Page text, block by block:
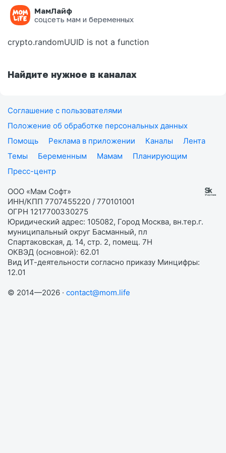
МамЛайф
соцсеть мам и беременных
Ошибка на странице
crypto.randomUUID is not a function
Найдите нужное в каналах
Соглашение с пользователями
Положение об обработке персональных данных
Помощь
Реклама в приложении Каналы
Лента
Темы
Беременным Мамам
Планирующим
Пресс-центр
ООО «Мам Софт»
ИНН/КПП 7707455220 / 770101001
ОГРН 1217700330275
Юридический адрес: 105082, Город Москва, вн.тер.г.
муниципальный округ Басманный, пл
Спартаковская, д. 14, стр. 2, помещ. 7Н
ОКВЭД (основной): 62.01
Вид ИТ-деятельности согласно приказу Минцифры:
12.01
© 2014—2026 · contact@mom.life